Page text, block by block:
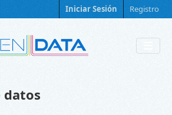
Iniciar Sesión Registro
datos